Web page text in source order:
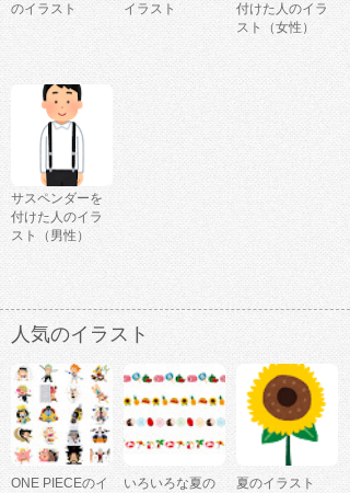
のイラスト
イラスト
付けた人のイラ
スト（女性）
サスペンダーを
付けた人のイラ
スト（男性）
人気のイラスト
ONE PIECEのイ
いろいろな夏の
夏のイラスト